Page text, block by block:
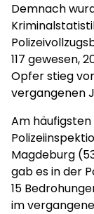
Demnach
117 gewesen,
Opfer stieg
vergangenen
Am
Magdeburg
gab es in der
15
im